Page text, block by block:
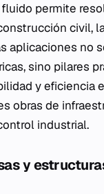
permite
civil,
aplicaciones no
sino pilares
y eficiencia
obras de
industrial.
y